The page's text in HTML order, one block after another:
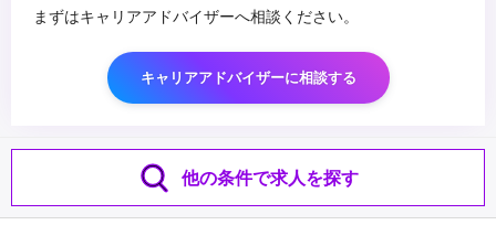
まずはキャリアアドバイザーへ相談ください。
キャリアアドバイザーに相談する
他の条件で求人を探す